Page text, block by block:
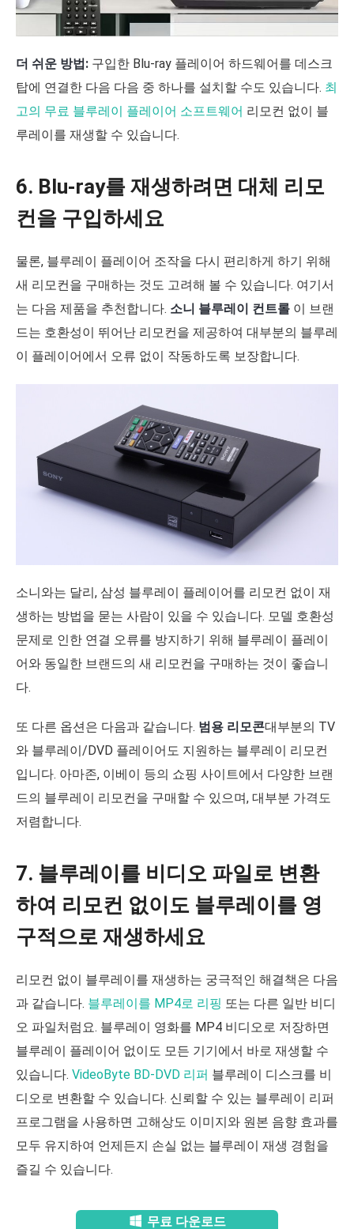
더 쉬운 방법: 구입한 Blu-ray 플레이어 하드웨어를 데스크
탑에 연결한 다음 다음 중 하나를 설치할 수도 있습니다. 최
고의 무료 블루레이 플레이어 소프트웨어 리모컨 없이 블
루레이를 재생할 수 있습니다.
6. Blu-ray를 재생하려면 대체 리모
컨을 구입하세요
물론, 블루레이 플레이어 조작을 다시 편리하게 하기 위해
새 리모컨을 구매하는 것도 고려해 볼 수 있습니다. 여기서
는 다음 제품을 추천합니다. 소니 블루레이 컨트롤 이 브랜
드는 호환성이 뛰어난 리모컨을 제공하여 대부분의 블루레
이 플레이어에서 오류 없이 작동하도록 보장합니다.
소니와는 달리, 삼성 블루레이 플레이어를 리모컨 없이 재
생하는 방법을 묻는 사람이 있을 수 있습니다. 모델 호환성
문제로 인한 연결 오류를 방지하기 위해 블루레이 플레이
어와 동일한 브랜드의 새 리모컨을 구매하는 것이 좋습니
다.
또 다른 옵션은 다음과 같습니다. 범용 리모콘대부분의 TV
와 블루레이/DVD 플레이어도 지원하는 블루레이 리모컨
입니다. 아마존, 이베이 등의 쇼핑 사이트에서 다양한 브랜
드의 블루레이 리모컨을 구매할 수 있으며, 대부분 가격도
저렴합니다.
7. 블루레이를 비디오 파일로 변환
하여 리모컨 없이도 블루레이를 영
구적으로 재생하세요
리모컨 없이 블루레이를 재생하는 궁극적인 해결책은 다음
과 같습니다. 블루레이를 MP4로 리핑 또는 다른 일반 비디
오 파일처럼요. 블루레이 영화를 MP4 비디오로 저장하면
블루레이 플레이어 없이도 모든 기기에서 바로 재생할 수
있습니다. VideoByte BD-DVD 리퍼 블루레이 디스크를 비
디오로 변환할 수 있습니다. 신뢰할 수 있는 블루레이 리퍼
프로그램을 사용하면 고해상도 이미지와 원본 음향 효과를
모두 유지하여 언제든지 손실 없는 블루레이 재생 경험을
즐길 수 있습니다.
무료 다운로드